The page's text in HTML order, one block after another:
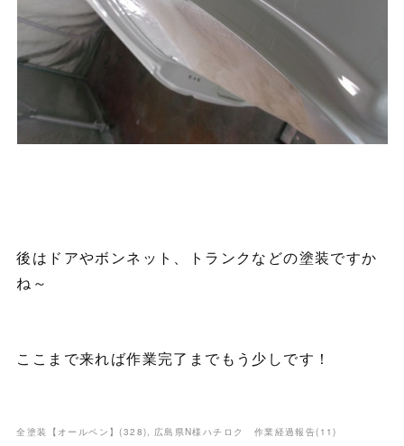
後はドアやボンネット、トランクなどの塗装ですか
ね～
ここまで来れば作業完了までもう少しです！
全塗装【オールペン】(328) 広島県N様ハチロク 作業経過報告( 11)